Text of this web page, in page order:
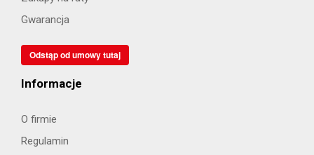
Gwarancja
Odstąp od umowy tutaj
Informacje
O firmie
Regulamin